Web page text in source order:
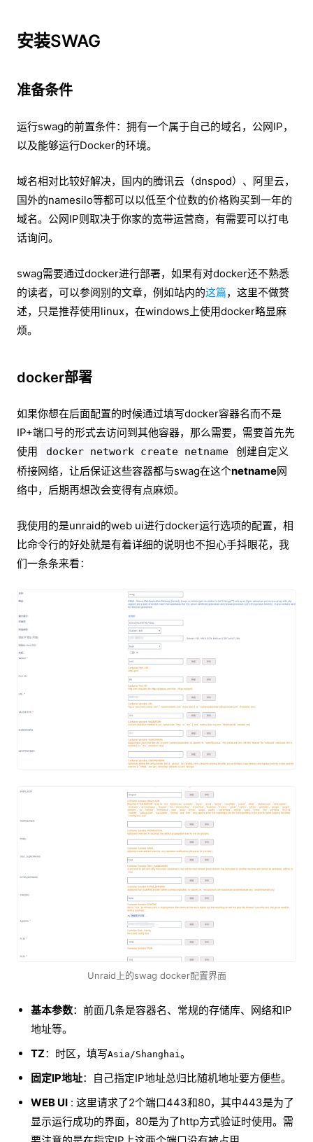
安装SWAG
准备条件
运行swag的前置条件：拥有一个属于自己的域名，公网IP，
以及能够运行Docker的环境。
域名相对比较好解决，国内的腾讯云（dnspod）、阿里云，
国外的namesilo等都可以以低至个位数的价格购买到一年的
域名。公网IP则取决于你家的宽带运营商，有需要可以打电
话询问。
swag需要通过docker进行部署，如果有对docker还不熟悉
的读者，可以参阅别的文章，例如站内的这篇，这里不做赘
述，只是推荐使用linux，在windows上使用docker略显麻
烦。
docker部署
如果你想在后面配置的时候通过填写docker容器名而不是
IP+端口号的形式去访问到其他容器，那么需要，需要首先先
使用
docker network create netname
创建自定义
桥接网络，让后保证这些容器都与swag在这个netname网
络中，后期再想改会变得有点麻烦。
我使用的是unraid的web ui进行docker运行选项的配置，相
比命令行的好处就是有着详细的说明也不担心手抖眼花，我
们一条条来看：
Unraid上的swag docker配置界面
基本参数：前面几条是容器名、常规的存储库、网络和IP
地址等。
TZ：时区，填写Asia/Shanghai 。
固定IP地址：自己指定IP地址总归比随机地址要方便些。
WEB UI : 这里请求了2个端口443和80，其中443是为了
显示运行成功的界面，80是为了http方式验证时使用。需